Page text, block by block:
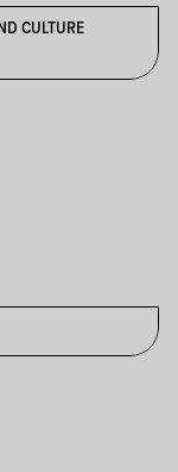
CULTURE